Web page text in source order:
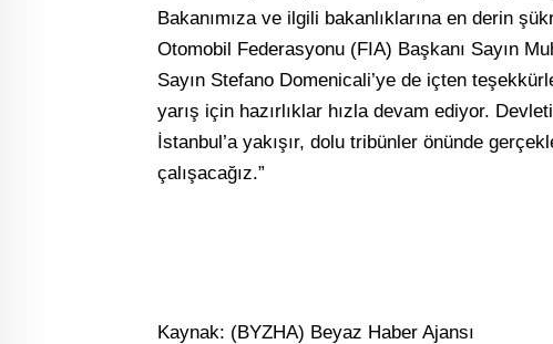
Bakanımıza ve ilgili bakanlıklarına en derin
Otomobil Federasyonu (FIA) Başkanı Sayın
Sayın Stefano Domenicali’ye de içten
yarış için hazırlıklar hızla devam ediyor.
İstanbul’a yakışır, dolu tribünler önünde
çalışacağız.”
Kaynak: (BYZHA) Beyaz Haber Ajansı